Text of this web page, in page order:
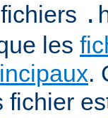
les
.
fichier